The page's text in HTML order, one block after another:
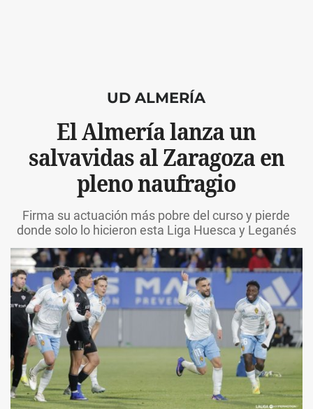
UD ALMERÍA
El Almería lanza un
salvavidas al Zaragoza en
pleno naufragio
Firma su actuación más pobre del curso y pierde
donde solo lo hicieron esta Liga Huesca y Leganés